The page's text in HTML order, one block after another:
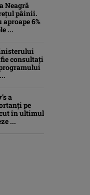
Neagră
pâinii.
6%
...
consultați
a
pe
în ultimul
...